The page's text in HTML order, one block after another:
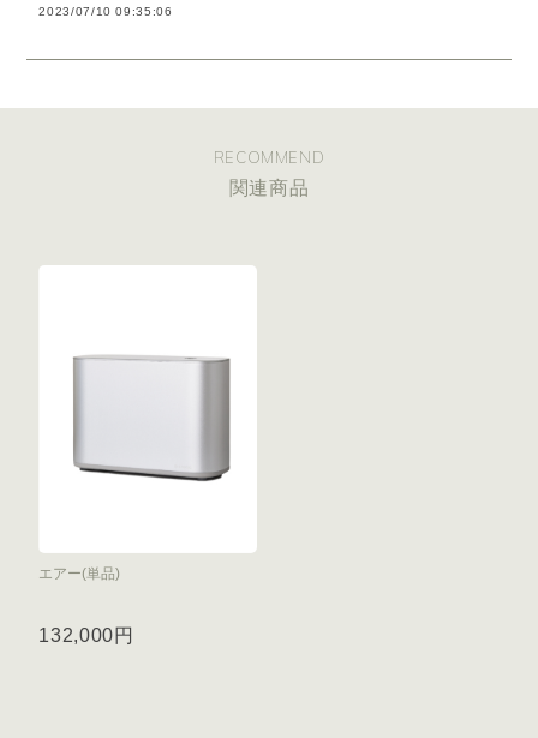
2023/07/10 09:35:06
RECOMMEND
関連商品
エアー(単品)
132,000円